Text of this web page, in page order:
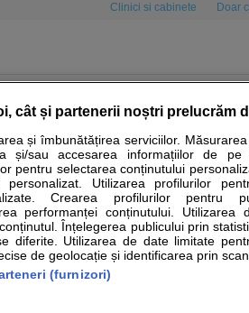
Clinici si cabinete Doar
Boli si afectiuni Calculatoare Stiri
au scop informativ si
informatia primita pe sfatulmedicului.ro sa
Parteneri
cât și partenerii noștri prelucrăm
și îmbunătățirea serviciilor.
și/sau accesarea informațiilor de pe
pentru selectarea conținutului
personalizat. Utilizarea profilurilor
Crearea profilurilor pentru
performanței conținutului. Utilizarea
Înțelegerea publicului prin
diferite. Utilizarea de date limitate
de geolocație și identificarea prin
(furnizori)